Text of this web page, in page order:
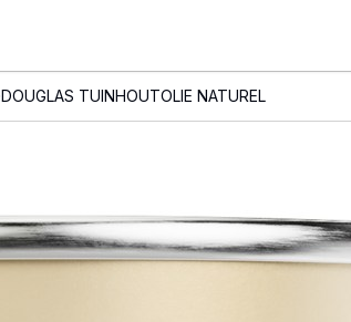
DOUGLAS TUINHOUTOLIE NATUREL